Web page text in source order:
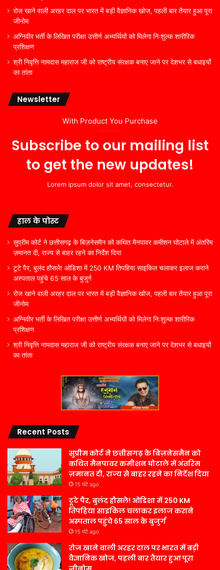
रोज खाने वाली अरहर दाल पर भारत में बड़ी वैज्ञानिक खोज, पहली बार तैयार हुआ पूरा
जीनोम
अग्निवीर भर्ती के लिखित परीक्षा उत्तीर्ण अभ्यर्थियों को मिलेगा निःशुल्क शारीरिक
प्रशिक्षण
श्री निवृत्ति नामदास महाराज जी को राष्ट्रीय संरक्षक बनाए जाने पर देशभर से बधाइयों
का तांता
Newsletter
With Product You Purchase
Subscribe to our mailing list
to get the new updates!
Lorem ipsum dolor sit amet, consectetur.
हाल के पोस्ट
सुप्रीम कोर्ट ने छत्तीसगढ़ के बिज़नेसमैन को कथित मैनपावर कमीशन घोटाले में अंतरिम
ज़मानत दी, राज्य से बाहर रहने का निर्देश दिया
टूटे पैर, बुलंद हौसले! ओडिशा में 250 KM तिपहिया साइकिल चलाकर इलाज कराने
अस्पताल पहुंचे 65 साल के बुजुर्ग
रोज खाने वाली अरहर दाल पर भारत में बड़ी वैज्ञानिक खोज, पहली बार तैयार हुआ पूरा
जीनोम
अग्निवीर भर्ती के लिखित परीक्षा उत्तीर्ण अभ्यर्थियों को मिलेगा निःशुल्क शारीरिक
प्रशिक्षण
श्री निवृत्ति नामदास महाराज जी को राष्ट्रीय संरक्षक बनाए जाने पर देशभर से बधाइयों
का तांता
Recent Posts
सुप्रीम कोर्ट ने छत्तीसगढ़ के बिज़नेसमैन को
कथित मैनपावर कमीशन घोटाले में अंतरिम
ज़मानत दी, राज्य से बाहर रहने का निर्देश दिया
15 घंटे ago
टूटे पैर, बुलंद हौसले! ओडिशा में 250 KM
तिपहिया साइकिल चलाकर इलाज कराने
अस्पताल पहुंचे 65 साल के बुजुर्ग
15 घंटे ago
रोज खाने वाली अरहर दाल पर भारत में बड़ी
वैज्ञानिक खोज, पहली बार तैयार हुआ पूरा